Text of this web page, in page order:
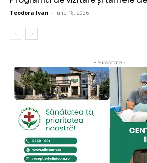
Teodora Ivan - iulie 18, 2026
- Publicitate -